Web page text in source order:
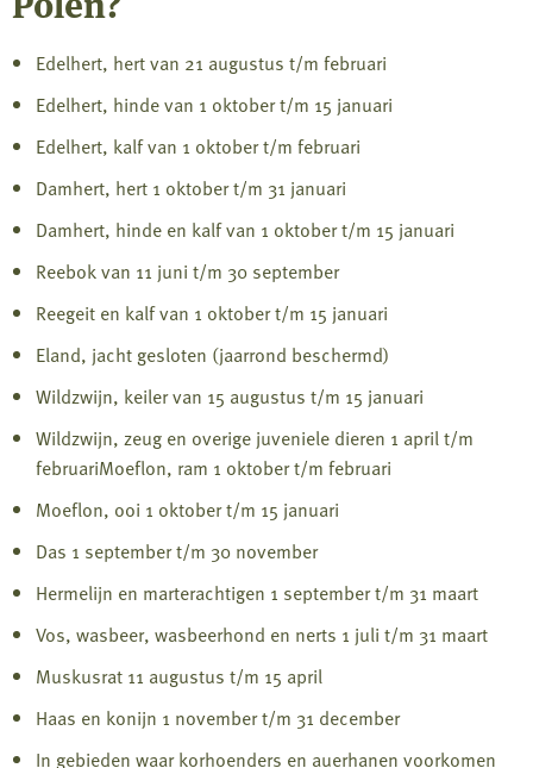
Edelhert, hert van 21 augustus t/m februari
Edelhert, hinde van 1 oktober t/m 15 januari
Edelhert, kalf van 1 oktober t/m februari
Damhert, hert 1 oktober t/m 31 januari
Damhert, hinde en kalf van 1 oktober t/m 15 januari
Reebok van 11 juni t/m 30 september
Reegeit en kalf van 1 oktober t/m 15 januari
Eland, jacht gesloten (jaarrond beschermd)
Wildzwijn, keiler van 15 augustus t/m 15 januari
Wildzwijn, zeug en overige juveniele dieren 1 april t/m
februariMoeflon, ram 1 oktober t/m februari
Moeflon, ooi 1 oktober t/m 15 januari
Das 1 september t/m 30 november
Hermelijn en marterachtigen 1 september t/m 31 maart
Vos, wasbeer, wasbeerhond en nerts 1 juli t/m 31 maart
Muskusrat 11 augustus t/m 15 april
Haas en konijn 1 november t/m 31 december
In gebieden waar korhoenders en auerhanen voorkomen